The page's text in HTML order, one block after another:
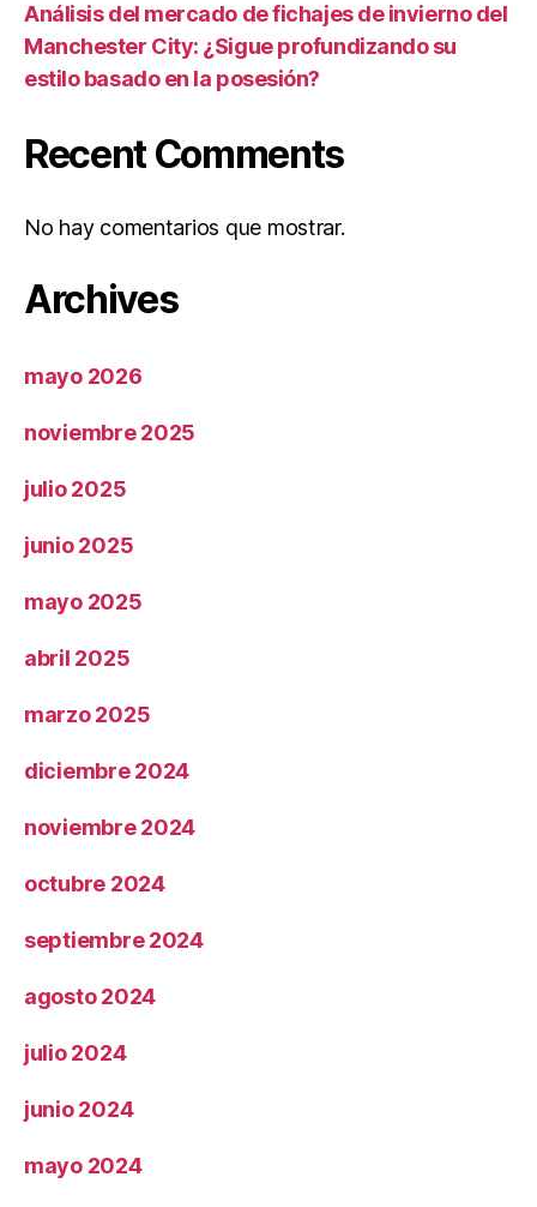
Análisis del mercado de fichajes de invierno del
Manchester City: ¿Sigue profundizando su
estilo basado en la posesión?
Recent Comments
No hay comentarios que mostrar.
Archives
mayo 2026
noviembre 2025
julio 2025
junio 2025
mayo 2025
abril 2025
marzo 2025
diciembre 2024
noviembre 2024
octubre 2024
septiembre 2024
agosto 2024
julio 2024
junio 2024
mayo 2024